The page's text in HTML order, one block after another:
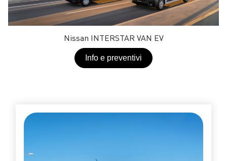
Nissan INTERSTAR VAN EV
Info e preventivi